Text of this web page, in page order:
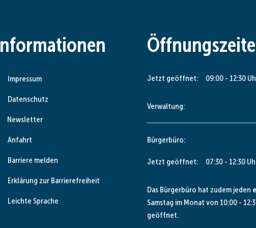
Informationen
Impressum
Datenschutz
Newsletter
Anfahrt
Barriere melden
Erklärung zur Barrierefreiheit
Leichte Sprache
Klicken, um weitere Öffnungs-
Jetzt geöffnet: 09:00 - 12:30
Verwaltung:
Bürgerbüro:
Klicken, um weitere Öffnungs-
Jetzt geöffnet: 07:30 - 12:30
Das Bürgerbüro hat zudem jeden
Samstag im Monat von 10:00 -
geöffnet.